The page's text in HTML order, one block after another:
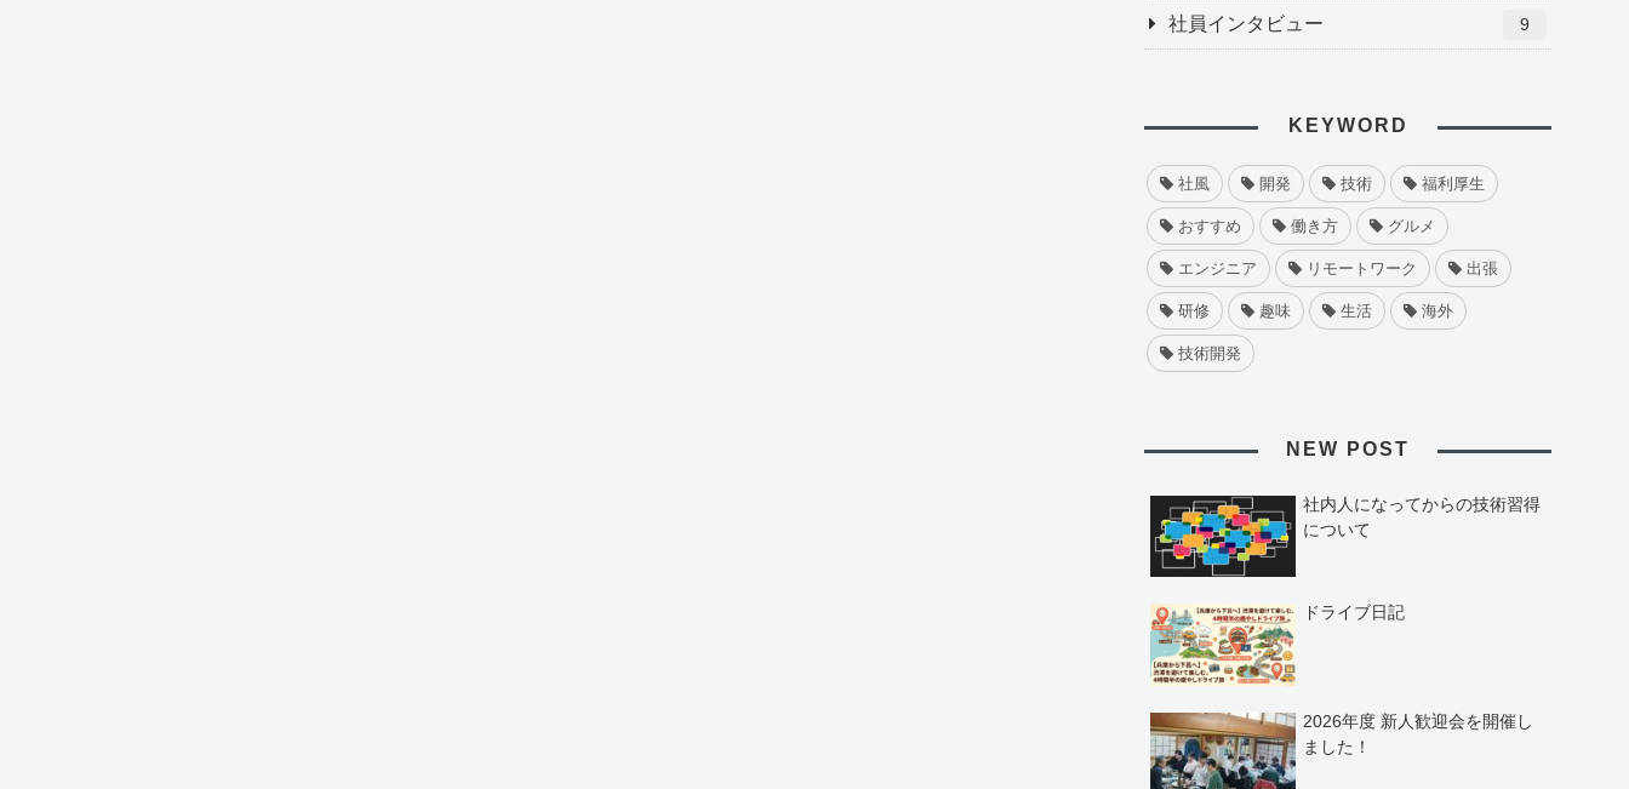
社員インタビュー 9
KEYWORD
社風 開発 技術 福利厚生
おすすめ 働き方 グルメ
エンジニア リモートワーク 出張
研修 趣味 生活 海外
技術開発
NEW POST
社内人になってからの技術習得
について
ドライブ日記
2026年度 新人歓迎会を開催し
ました！